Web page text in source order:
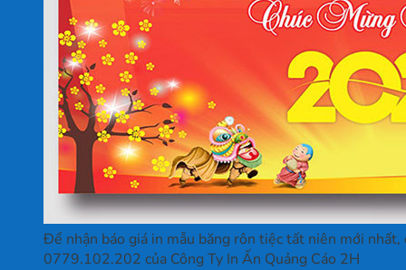
Để nhận báo giá in mẫu băng rôn tiệc tất niên mới
0779.102.202 của Công Ty In Ấn Quảng Cáo 2H